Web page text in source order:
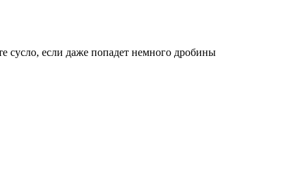
сусло, если даже попадет немного дробины